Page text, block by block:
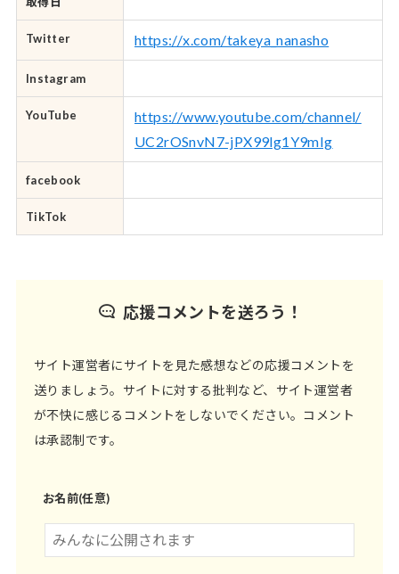
Twitter https://x.com/takeya_nanasho
Instagram
YouTube
https://www.youtube.com/channel/
UC2rOSnvN7-jPX99lg1Y9mIg
facebook
TikTok
応援コメントを送ろう！
サイト運営者にサイトを見た感想などの応援コメントを
送りましょう。サイトに対する批判など、サイト運営者
が不快に感じるコメントをしないでください。コメント
は承認制です。
お名前(任意)